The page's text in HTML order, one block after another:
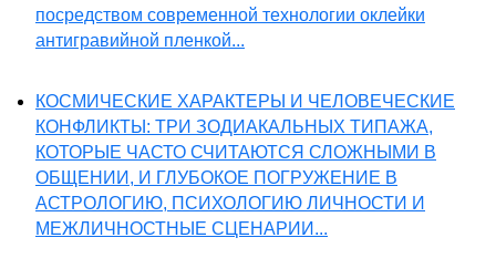
посредством современной технологии оклейки
антигравийной пленкой...
КОСМИЧЕСКИЕ ХАРАКТЕРЫ И ЧЕЛОВЕЧЕСКИЕ
КОНФЛИКТЫ: ТРИ ЗОДИАКАЛЬНЫХ ТИПАЖА,
КОТОРЫЕ ЧАСТО СЧИТАЮТСЯ СЛОЖНЫМИ В
ОБЩЕНИИ, И ГЛУБОКОЕ ПОГРУЖЕНИЕ В
АСТРОЛОГИЮ, ПСИХОЛОГИЮ ЛИЧНОСТИ И
МЕЖЛИЧНОСТНЫЕ СЦЕНАРИИ...